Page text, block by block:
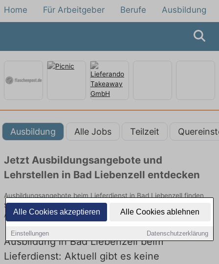
Alle Cookies akzeptieren Alle Cookies ablehnen
Einstellungen Datenschutzerklärung
Home Für Arbeitgeber Berufe Ausbildung
Ausbildung Alle Jobs Teilzeit
Jetzt Ausbildungsangebote und
Lehrstellen in Bad Liebenzell entdecken
Ausbildungsangebote beim Lieferdienst in Bad Liebenzell finden
Sie von namhaften Firmen. Entdecken Sie freie Optionen von Top-
Arbeitgebern und bewerben Sie sich noch heute.
Ausbildung in Bad Liebenzell beim
Lieferdienst: Aktuell gibt es keine